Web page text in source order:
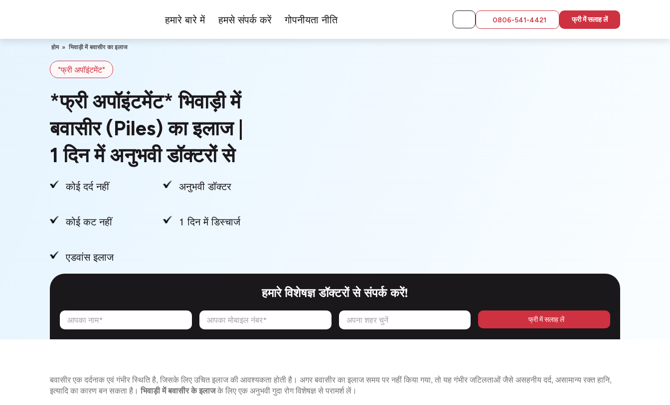
content
Ka
हमारे बारे में हमसे संपर्क करें गोपनीयता नीति 0806-541-4421 फ्री में सलाह लें
होम » भिवाड़ी में बवासीर का इलाज
*फ्री अपॉइंटमेंट*
*फ्री अपॉइंटमेंट* भिवाड़ी में
बवासीर (Piles) का इलाज |
1 दिन में अनुभवी डॉक्टरों से
कोई दर्द नहीं अनुभवी डॉक्टर
कोई कट नहीं 1 दिन में डिस्चार्ज
एडवांस इलाज
हमारे विशेषज्ञ डॉक्टरों से संपर्क करें!
आपका नाम* आपका मोबाइल नंबर* अपना शहर चुनें फ्री में सलाह लें
बवासीर एक दर्दनाक एवं गंभीर स्थिति है, जिसके लिए उचित इलाज की आवश्यकता होती है। अगर बवासीर का इलाज समय पर नहीं किया गया, तो यह गंभीर जटिलताओं जैसे असहनीय दर्द, असामान्य रक्त हानि,
इत्यादि का कारण बन सकता है। भिवाड़ी में बवासीर के इलाजके लिए एक अनुभवी गुदा रोग विशेषज्ञ से परामर्श लें।